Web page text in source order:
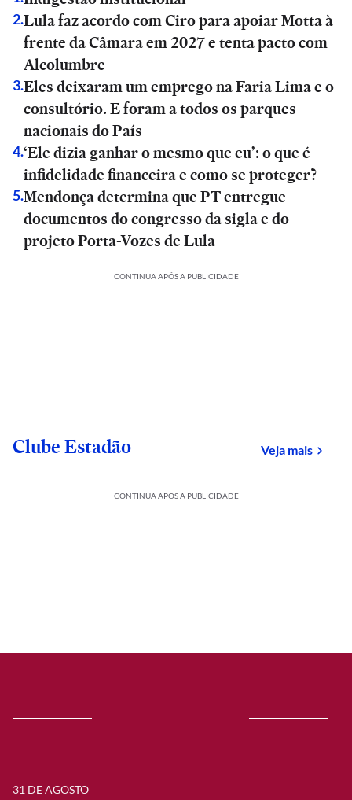
2.Lula faz acordo com Ciro para apoiar Motta à
frente da Câmara em 2027 e tenta pacto com
Alcolumbre
3.Eles deixaram um emprego na Faria Lima e o
consultório. E foram a todos os parques
nacionais do País
4.‘Ele dizia ganhar o mesmo que eu’: o que é
infidelidade financeira e como se proteger?
5.Mendonça determina que PT entregue
documentos do congresso da sigla e do
projeto Porta-Vozes de Lula
CONTINUA APÓS A PUBLICIDADE
Clube Estadão Veja maissobre
CONTINUA APÓS A PUBLICIDADE
31 DE AGOSTO